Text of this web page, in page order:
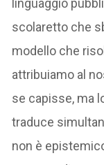
scolaretto che
modello che
attribuiamo al
se capisse, ma
traduce
non è